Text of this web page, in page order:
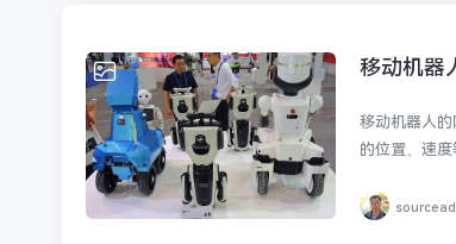
移动机器
移动机器人
的位置、速